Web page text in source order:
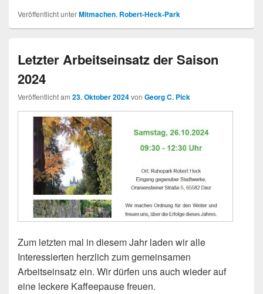
Veröffentlicht unterMitmachen, Robert-Heck-Park
Letzter Arbeitseinsatz der Saison
2024
Veröffentlicht am 23. Oktober 2024von Georg C. Pick
Zum letzten mal in diesem Jahr laden wir alle
Interessierten herzlich zum gemeinsamen
Arbeitseinsatz ein. Wir dürfen uns auch wieder auf
eine leckere Kaffeepause freuen.